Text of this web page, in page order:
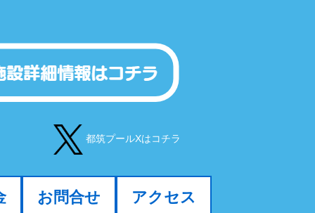
都筑プールXはコチラ
お問合せ アクセス